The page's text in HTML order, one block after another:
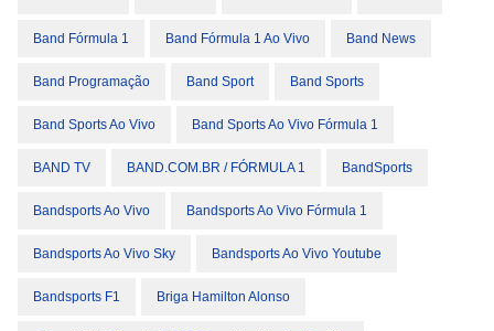
Band Fórmula 1 Band Fórmula 1 Ao Vivo Band News
Band Programação Band Sport Band Sports
Band Sports Ao Vivo Band Sports Ao Vivo Fórmula 1
BAND TV BAND.COM.BR / FÓRMULA 1 BandSports
Bandsports Ao Vivo Bandsports Ao Vivo Fórmula 1
Bandsports Ao Vivo Sky Bandsports Ao Vivo Youtube
Bandsports F1 Briga Hamilton Alonso